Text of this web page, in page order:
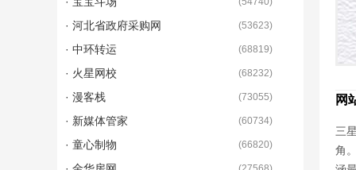
网
三
角
· 河北省政府采购网 (53623)
· 中环转运 (68819)
· 火星网校 (68232)
· 漫客栈 (73055)
· 新媒体管家 (60734)
· 童心制物 (66820)